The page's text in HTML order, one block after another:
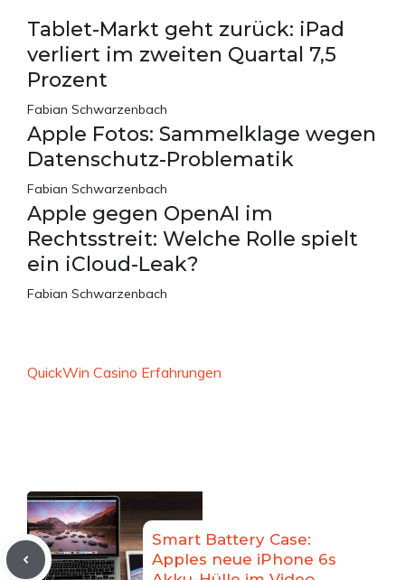
Tablet-Markt geht zurück: iPad
verliert im zweiten Quartal 7,5
Prozent
Fabian Schwarzenbach
Apple Fotos: Sammelklage wegen
Datenschutz-Problematik
Fabian Schwarzenbach
Apple gegen OpenAI im
Rechtsstreit: Welche Rolle spielt
ein iCloud-Leak?
Fabian Schwarzenbach
QuickWin Casino Erfahrungen
Smart Battery Case:
Apples neue iPhone 6s